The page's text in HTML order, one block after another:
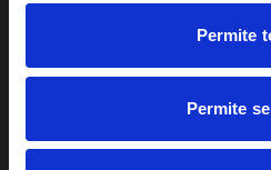
Permite
Permite
Despre noi
Contact